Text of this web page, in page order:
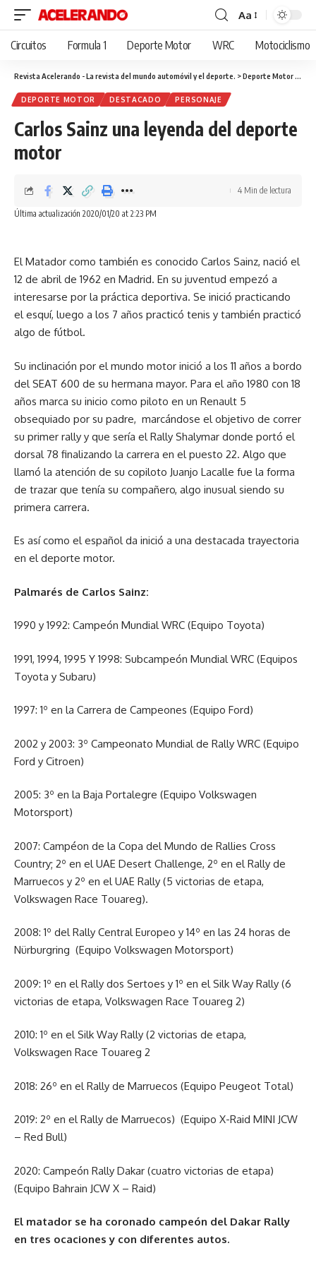
Cambiar
tamaño
fuente
Aa
Circuitos Formula 1 Deporte Motor WRC Motociclismo
Revista Acelerando - La revista del mundo automóvil y el deporte. >Deporte Motor
DEPORTE MOTOR DESTACADO PERSONAJE
Carlos Sainz una leyenda del deporte
motor
Última actualización 2020/01/20 at 2:23 PM
4 Min de lectura
El Matador como también es conocido Carlos Sainz, nació el
12 de abril de 1962 en Madrid. En su juventud empezó a
interesarse por la práctica deportiva. Se inició practicando
el esquí, luego a los 7 años practicó tenis y también practicó
algo de fútbol.
Su inclinación por el mundo motor inició a los 11 años a bordo
del SEAT 600 de su hermana mayor. Para el año 1980 con 18
años marca su inicio como piloto en un Renault 5
obsequiado por su padre, marcándose el objetivo de correr
su primer rally y que sería el Rally Shalymar donde portó el
dorsal 78 finalizando la carrera en el puesto 22. Algo que
llamó la atención de su copiloto Juanjo Lacalle fue la forma
de trazar que tenía su compañero, algo inusual siendo su
primera carrera.
Es así como el español da inició a una destacada trayectoria
en el deporte motor.
Palmarés de Carlos Sainz:
1990 y 1992: Campeón Mundial WRC (Equipo Toyota)
1991, 1994, 1995 Y 1998: Subcampeón Mundial WRC (Equipos
Toyota y Subaru)
1997: 1º en la Carrera de Campeones (Equipo Ford)
2002 y 2003: 3º Campeonato Mundial de Rally WRC (Equipo
Ford y Citroen)
2005: 3º en la Baja Portalegre (Equipo Volkswagen
Motorsport)
2007: Campéon de la Copa del Mundo de Rallies Cross
Country; 2º en el UAE Desert Challenge, 2º en el Rally de
Marruecos y 2º en el UAE Rally (5 victorias de etapa,
Volkswagen Race Touareg).
2008: 1º del Rally Central Europeo y 14º en las 24 horas de
Nürburgring (Equipo Volkswagen Motorsport)
2009: 1º en el Rally dos Sertoes y 1º en el Silk Way Rally (6
victorias de etapa, Volkswagen Race Touareg 2)
2010: 1º en el Silk Way Rally (2 victorias de etapa,
Volkswagen Race Touareg 2
2018: 26º en el Rally de Marruecos (Equipo Peugeot Total)
2019: 2º en el Rally de Marruecos) (Equipo X-Raid MINI JCW
– Red Bull)
2020: Campeón Rally Dakar (cuatro victorias de etapa)
(Equipo Bahrain JCW X – Raid)
El matador se ha coronado campeón del Dakar Rally
en tres ocaciones y con diferentes autos.